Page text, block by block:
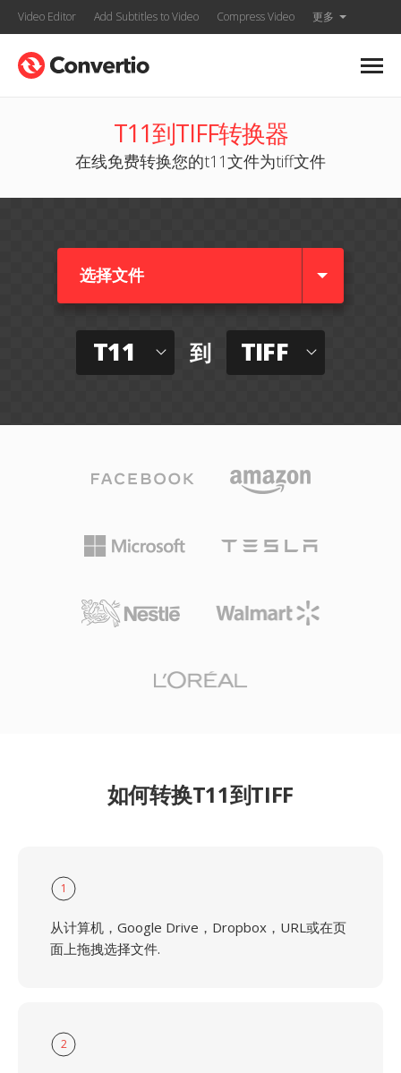
Video Editor Add Subtitles to Video Compress Video 更多
T11到TIFF转换器
在线免费转换您的t11文件为tiff文件
选择文件
T11 到 TIFF
如何转换T11到TIFF
1
从计算机，Google Drive，Dropbox，URL或在页
面上拖拽选择文件.
2